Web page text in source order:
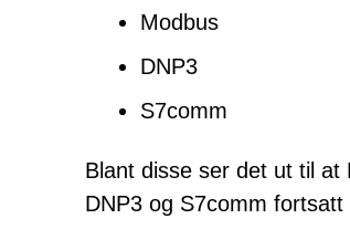
Modbus
DNP3
S7comm
Blant disse ser det ut til
DNP3 og S7comm